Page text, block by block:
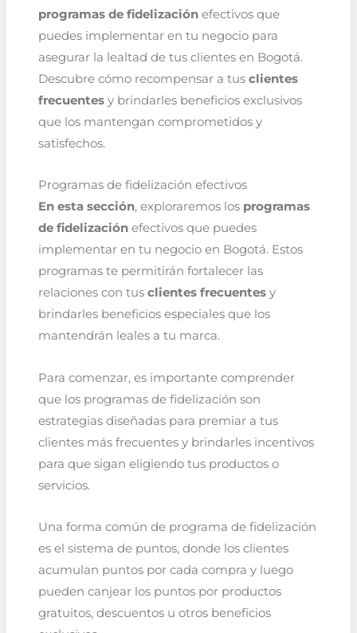
programas de fidelizaciónefectivos que
puedes implementar en tu negocio para
asegurar la lealtad de tus clientes en Bogotá.
Descubre cómo recompensar a tus clientes
frecuentesy brindarles beneficios exclusivos
que los mantengan comprometidos y
satisfechos.
Programas de fidelización efectivos
En esta sección, exploraremos los programas
de fidelizaciónefectivos que puedes
implementar en tu negocio en Bogotá. Estos
programas te permitirán fortalecer las
relaciones con tus clientes frecuentesy
brindarles beneficios especiales que los
mantendrán leales a tu marca.
Para comenzar, es importante comprender
que los programas de fidelización son
estrategias diseñadas para premiar a tus
clientes más frecuentes y brindarles incentivos
para que sigan eligiendo tus productos o
servicios.
Una forma común de programa de fidelización
es el sistema de puntos, donde los clientes
acumulan puntos por cada compra y luego
pueden canjear los puntos por productos
gratuitos, descuentos u otros beneficios